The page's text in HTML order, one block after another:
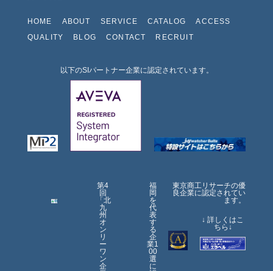
HOME ABOUT SERVICE CATALOG
ACCESS
QUALITY
BLOG CONTACT RECRUIT
以下のSIパートナー企業に認定されています。
第4
回
「北
九
州
オ
ン
リ
ー
ワ
ン
企
福
岡
を
代
表
す
る
企
業1
00
選
に
東京商工リサーチの優
良企業に認定されてい
ます。
↓ 詳しくはこ
ちら↓